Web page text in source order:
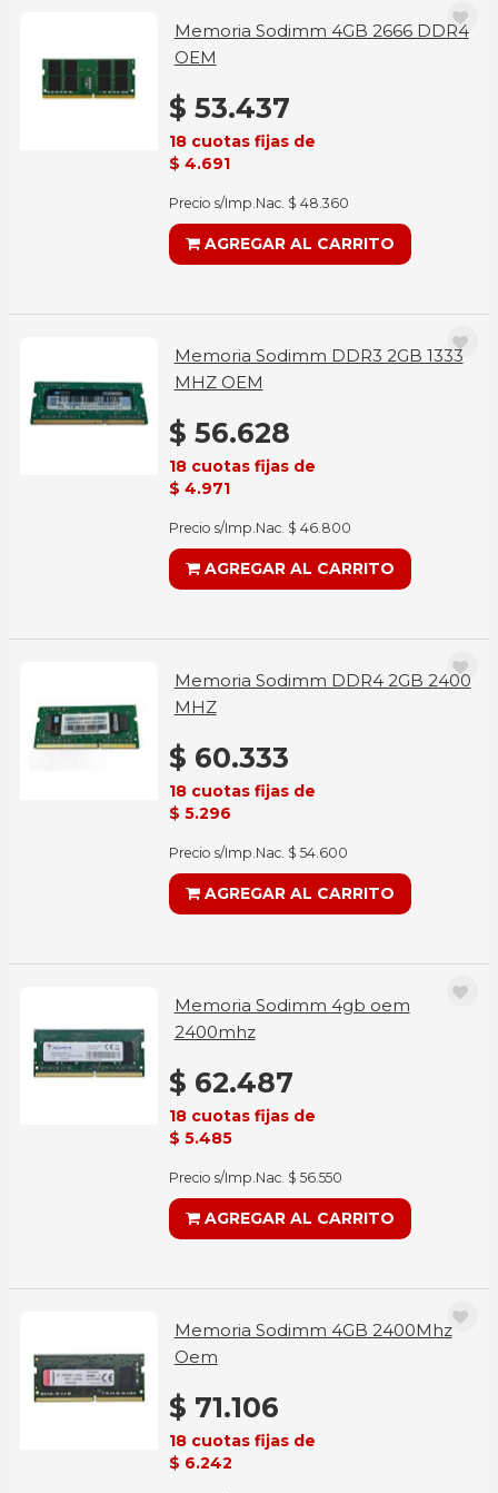
Memoria Sodimm 4GB 2666 DDR4
OEM
$ 53.437
18 cuotas fijas de
$ 4.691
Precio s/Imp.Nac. $ 48.360
AGREGAR AL CARRITO
Memoria Sodimm DDR3 2GB 1333
MHZ OEM
$ 56.628
18 cuotas fijas de
$ 4.971
Precio s/Imp.Nac. $ 46.800
AGREGAR AL CARRITO
Memoria Sodimm DDR4 2GB 2400
MHZ
$ 60.333
18 cuotas fijas de
$ 5.296
Precio s/Imp.Nac. $ 54.600
AGREGAR AL CARRITO
Memoria Sodimm 4gb oem
2400mhz
$ 62.487
18 cuotas fijas de
$ 5.485
Precio s/Imp.Nac. $ 56.550
AGREGAR AL CARRITO
Memoria Sodimm 4GB 2400Mhz
Oem
$ 71.106
18 cuotas fijas de
$ 6.242